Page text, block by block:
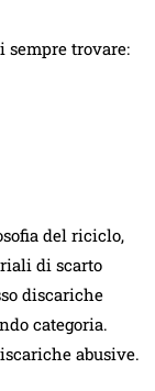
sempre trovare:
del riciclo,
di scarto
discariche
categoria.
abusive.